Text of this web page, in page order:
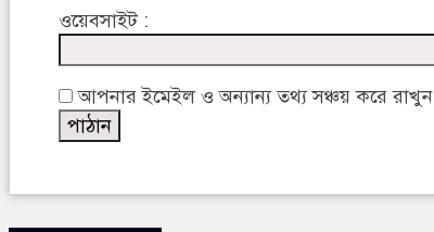
ওয়েবসাইট :
আপনার ইমেইল ও অন্যান্য তথ্য সঞ্চয় করে রাখুন